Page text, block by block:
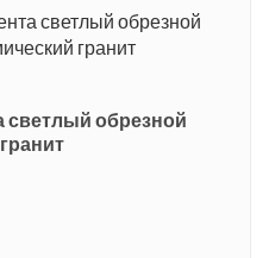
светлый обрезной